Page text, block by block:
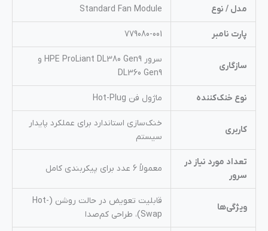
مدل / نوع Standard Fan Module
پارت نامبر 779080-001
سازگاری
سرور HPE ProLiant DL380 Gen9 و
DL360 Gen9
نوع خنک‌کننده ماژول فن Hot-Plug
کاربری
خنک‌سازی استاندارد برای عملکرد پایدار
سیستم
تعداد مورد نیاز در
سرور
معمولاً 6 عدد برای پیکربندی کامل
ویژگی‌ها
قابلیت تعویض در حالت روشن (Hot-
Swap)، طراحی کم‌صدا